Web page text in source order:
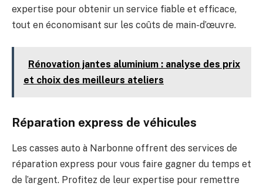
expertise pour obtenir un service fiable et efficace,
tout en économisant sur les coûts de main-d’œuvre.
Rénovation jantes aluminium : analyse des prix
et choix des meilleurs ateliers
Réparation express de véhicules
Les casses auto à Narbonne offrent des services de
réparation express pour vous faire gagner du temps et
de l’argent. Profitez de leur expertise pour remettre